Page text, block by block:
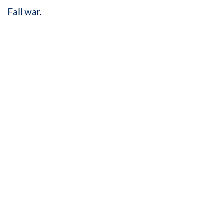
Fall war.